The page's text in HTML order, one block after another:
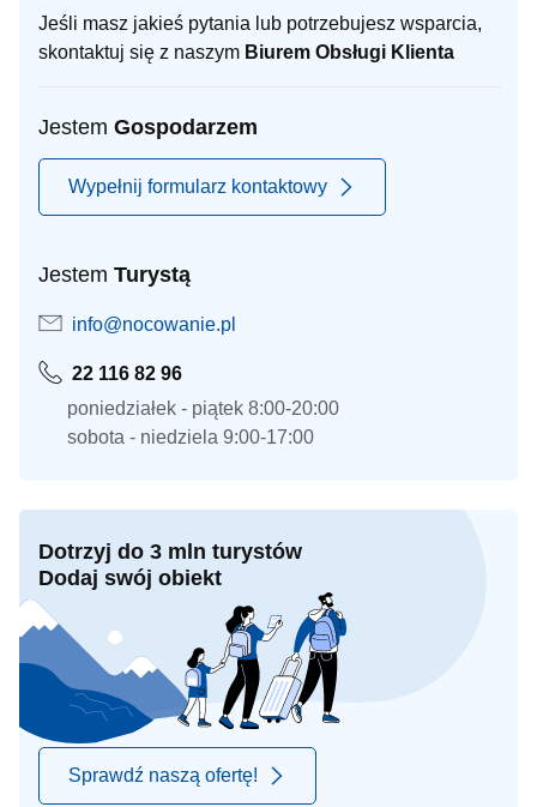
Jeśli masz jakieś pytania lub potrzebujesz wsparcia,
skontaktuj się z naszym Biurem Obsługi Klienta
Jestem Gospodarzem
Wypełnij formularz kontaktowy
Jestem Turystą
info@nocowanie.pl
22 116 82 96
poniedziałek - piątek 8:00-20:00
sobota - niedziela 9:00-17:00
Dotrzyj do 3 mln turystów
Dodaj swój obiekt
Sprawdź naszą ofertę!